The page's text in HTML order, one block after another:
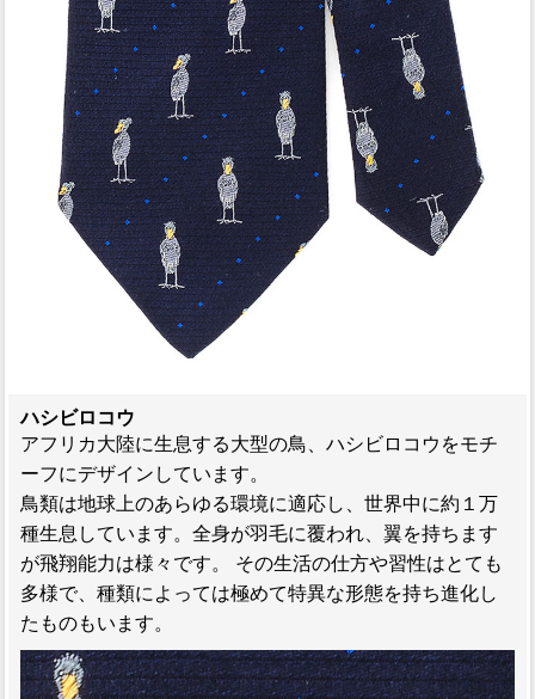
ハシビロコウ
アフリカ大陸に生息する大型の鳥、ハシビロコウをモチ
ーフにデザインしています。
鳥類は地球上のあらゆる環境に適応し、世界中に約１万
種生息しています。全身が羽毛に覆われ、翼を持ちます
が飛翔能力は様々です。 その生活の仕方や習性はとても
多様で、種類によっては極めて特異な形態を持ち進化し
たものもいます。